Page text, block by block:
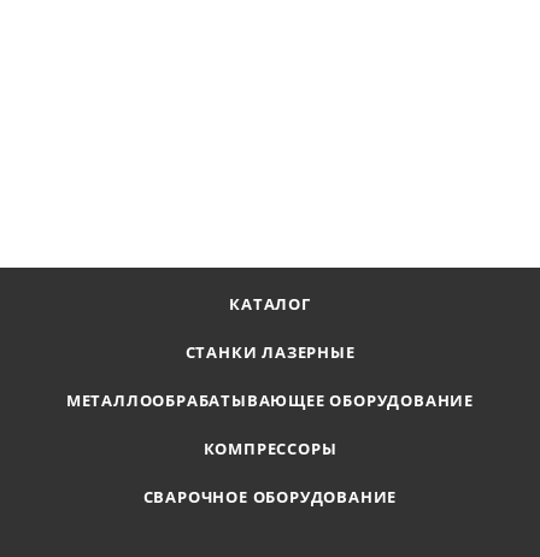
КАТАЛОГ
СТАНКИ ЛАЗЕРНЫЕ
МЕТАЛЛООБРАБАТЫВАЮЩЕЕ ОБОРУДОВАНИЕ
КОМПРЕССОРЫ
СВАРОЧНОЕ ОБОРУДОВАНИЕ